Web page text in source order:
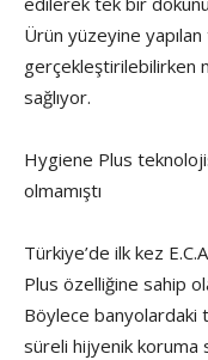
Ürün yüzeyine
gerçekleştirilebilirken
sağlıyor.
Hygiene Plus
olmamıştı
Türkiye’de ilk kez
Plus özelliğine sahip
Böylece banyolardaki
süreli hijyenik koruma